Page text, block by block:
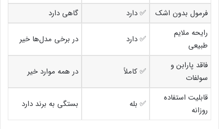
فرمول بدون اشک
✅ دارد
گاهی دارد
رایحه ملایم
طبیعی
✅ دارد در برخی مدل‌ها خیر
فاقد پارابن و
سولفات
✅ کاملاً در همه موارد خیر
قابلیت استفاده
روزانه
✅ بله بستگی به برند دارد